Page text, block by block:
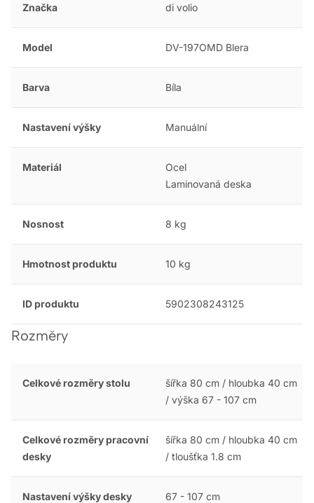
Značka di volio
Model DV-197OMD Blera
Barva Bíla
Nastavení výšky Manuální
Materiál
Ocel
Laminovaná deska
Nosnost 8 kg
Hmotnost produktu 10 kg
ID produktu 5902308243125
Rozměry
Celkové rozměry stolu
šířka 80 cm / hloubka 40 cm
/ výška 67 - 107 cm
Celkové rozměry pracovní
desky
šířka 80 cm / hloubka 40 cm
/ tloušťka 1.8 cm
Nastavení výšky desky
67 - 107 cm